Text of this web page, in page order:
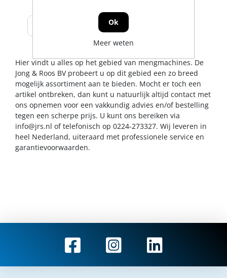
Hier vindt u alles op het gebied van mengmachines. De
Jong & Roos BV probeert u op dit gebied een zo breed
mogelijk assortiment aan te bieden. Mocht er toch een
artikel ontbreken, dan kunt u natuurlijk altijd contact met
ons opnemen voor een vakkundig advies en/of bestelling
tegen een scherpe prijs. U kunt ons bereiken via
info@jrs.nl of telefonisch op 0224-273327. Wij leveren in
heel Nederland, uiteraard met professionele service en
garantievoorwaarden.
Ok
Meer weten